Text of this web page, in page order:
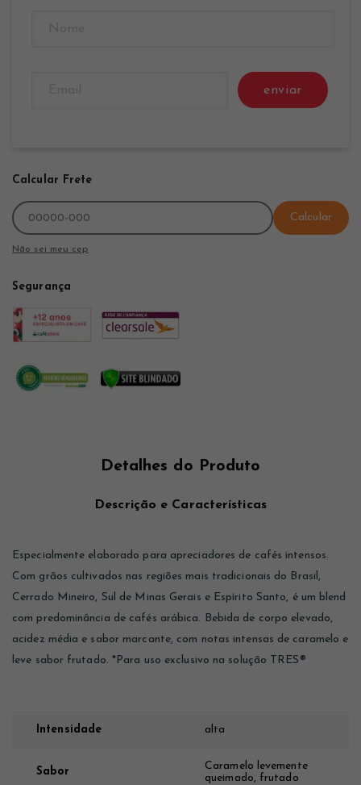
enviar
Calcular Frete
Calcular
Não sei meu cep
Segurança
Detalhes do Produto
Descrição e Características
Especialmente elaborado para apreciadores de cafés intensos.
Com grãos cultivados nas regiões mais tradicionais do Brasil,
Cerrado Mineiro, Sul de Minas Gerais e Espírito Santo, é um blend
com predominância de cafés arábica. Bebida de corpo elevado,
acidez média e sabor marcante, com notas intensas de caramelo e
leve sabor frutado. *Para uso exclusivo na solução TRES®
Intensidade alta
Sabor
Caramelo levemente
queimado, frutado